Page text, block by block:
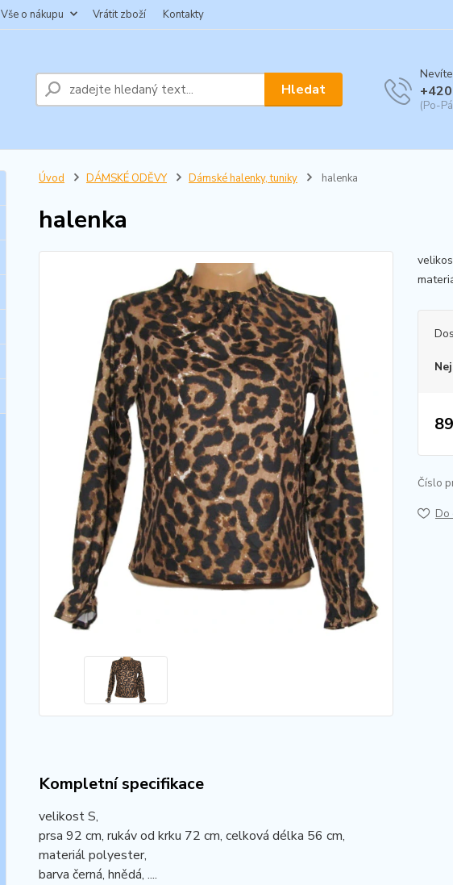
Vše o nákupu Vrátit zboží Kontakty
Hledat
(Po-
Úvod DÁMSKÉ ODĚVY Dámské halenky, tuniky halenka
halenka
Číslo
Do
Kompletní specifikace
velikost S,
prsa 92 cm, rukáv od krku 72 cm, celková délka 56 cm,
materiál polyester,
barva černá, hnědá, ....